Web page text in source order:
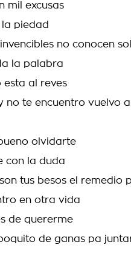
mil excusas
piedad
no conocen
la palabra
esta al reves
no te encuentro vuelvo
olvidarte
con la duda
tus besos el remedio
en otra vida
de quererme
de ganas pa